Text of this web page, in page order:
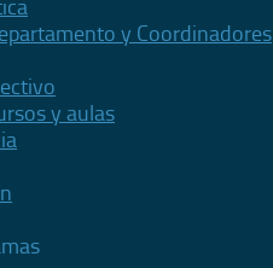
y Coordinadores
y aulas